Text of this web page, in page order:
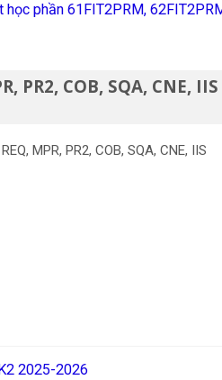
học phần 61FIT2PRM,
COB, SQA, CNE,
MPR, PR2, COB, SQA, CNE, IIS
2025-2026